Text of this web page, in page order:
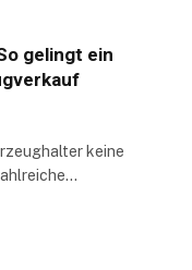
gelingt ein
keine